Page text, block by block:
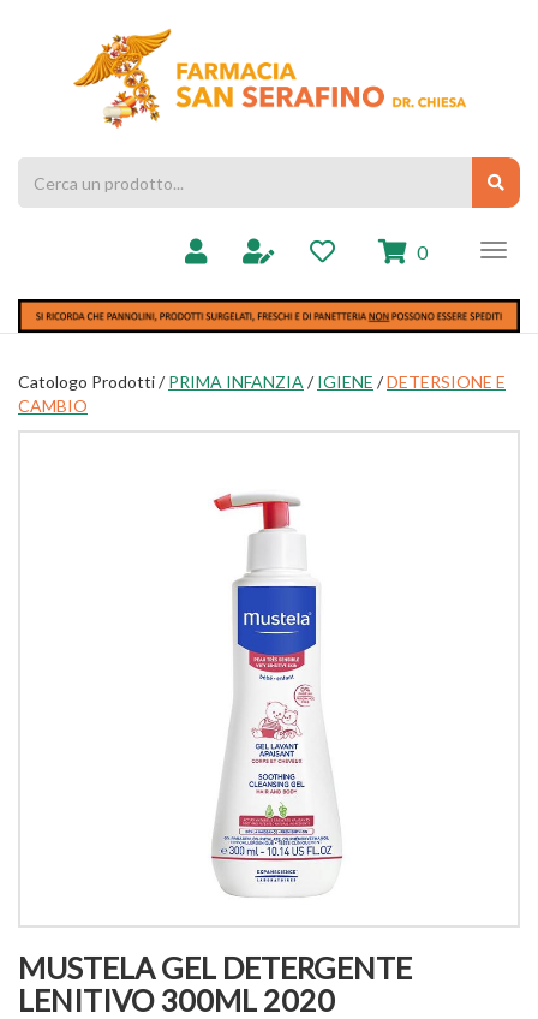
Prodotto
0 prodotti
inseriti
Catologo Prodotti /PRIMA INFANZIA /IGIENE /DETERSIONE E
CAMBIO
MUSTELA GEL DETERGENTE
LENITIVO 300ML 2020